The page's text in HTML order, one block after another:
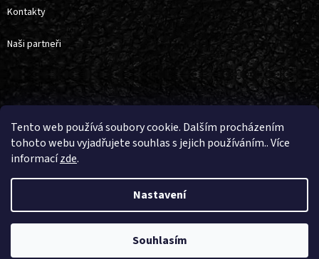
Tento web používá soubory cookie. Dalším procházením
tohoto webu vyjadřujete souhlas s jejich používáním.. Více
informacízde.
Nastavení
Souhlasím
Kontakty
Naši partneři
Vytvořil Shoptet
Copyright 2026
cookies